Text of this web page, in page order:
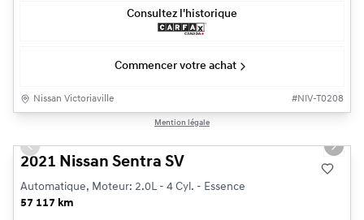
Consultez l'historique
Commencer votre achat
Nissan Victoriaville #NIV-T0208
Mention légale
Previous slide Next
2021 Nissan Sentra SV
Automatique, Moteur: 2.0L - 4 Cyl. - Essence
57 117 km